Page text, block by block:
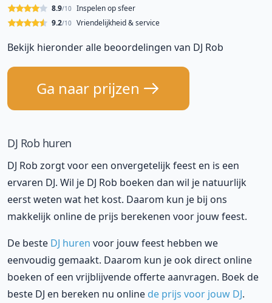
Inspelen op sfeer
8.9/10
Vriendelijkheid & service
9.2/10
Bekijk hieronder alle beoordelingen van DJ Rob
Ga naar prijzen
DJ Rob huren
DJ Rob zorgt voor een onvergetelijk feest en is een
ervaren DJ. Wil je DJ Rob boeken dan wil je natuurlijk
eerst weten wat het kost. Daarom kun je bij ons
makkelijk online de prijs berekenen voor jouw feest.
De beste DJ huren voor jouw feest hebben we
eenvoudig gemaakt. Daarom kun je ook direct online
boeken of een vrijblijvende offerte aanvragen. Boek de
beste DJ en bereken nu online de prijs voor jouw DJ.